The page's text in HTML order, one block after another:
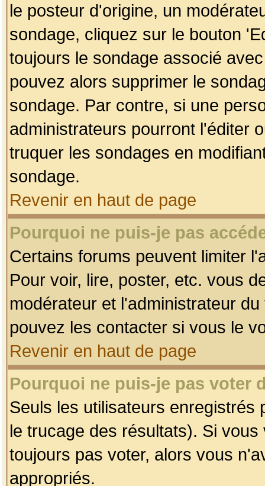
le posteur d'origine, un
sondage, cliquez sur le bouton
toujours le sondage associé
pouvez alors supprimer le
sondage. Par contre, si une
administrateurs pourront l'éditer
truquer les sondages en
sondage.
Revenir en haut de page
Pourquoi ne puis-je pas
Certains forums peuvent limiter
Pour voir, lire, poster, etc. vous
modérateur et l'administrateur
pouvez les contacter si vous le
Revenir en haut de page
Pourquoi ne puis-je pas voter
Seuls les utilisateurs enregistrés
le trucage des résultats). Si
toujours pas voter, alors vous
appropriés.